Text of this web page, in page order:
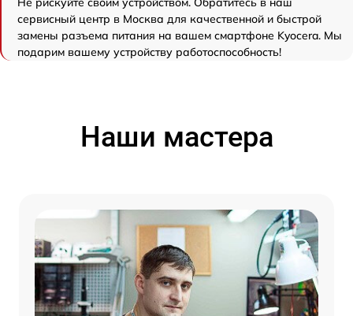
сервисный центр в Москва для качественной и быстрой
замены разъема питания на вашем смартфоне Kyocera. Мы
подарим вашему устройству работоспособность!
Наши мастера